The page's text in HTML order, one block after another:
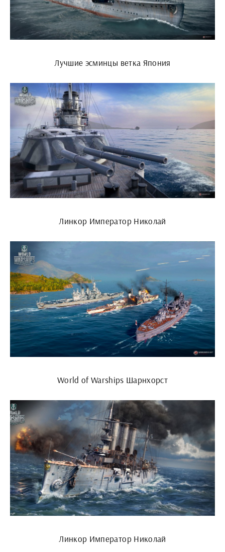
Лучшие эсминцы ветка Япония
Линкор Император Николай
World of Warships Шарнхорст
Линкор Император Николай